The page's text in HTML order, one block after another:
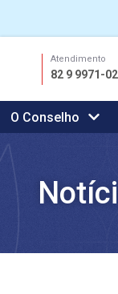
conteúdo
Atendimento
82 9 9971-
O Conselho